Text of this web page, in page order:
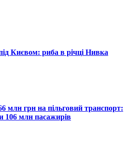
Києвом: риба в річці Нивка
млн грн на пільговий транспорт:
106 млн пасажирів